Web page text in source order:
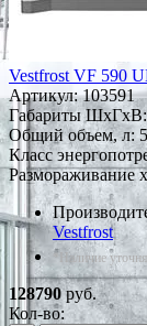
Vestfrost VF 590
Артикул:103591
Габариты ШxГxВ:
Общий объем, л:
Класс
Размораживание
Vestfrost
*Наличие
128790руб.
Кол-во: